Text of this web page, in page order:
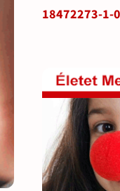
18472273-1-